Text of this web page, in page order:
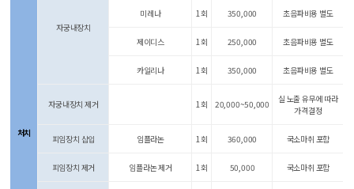
처치
자궁내장치
미레나 1회 350,000 초음파비용 별도
제이디스 1회 250,000 초음파비용 별도
카일리나 1회 350,000 초음파비용 별도
자궁내장치 제거 1회 20,000~50,000
실 노출 유무에 따라
가격결정
피임장치 삽입 임플라논 1회 360,000 국소마취 포함
피임장치 제거 임플라논 제거 1회 50,000 국소마취 포함